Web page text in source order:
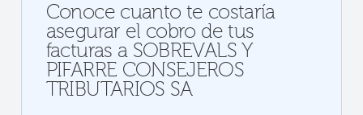
Conoce cuanto te costaría
asegurar el cobro de tus
facturas a SOBREVALS Y
PIFARRE CONSEJEROS
TRIBUTARIOS SA